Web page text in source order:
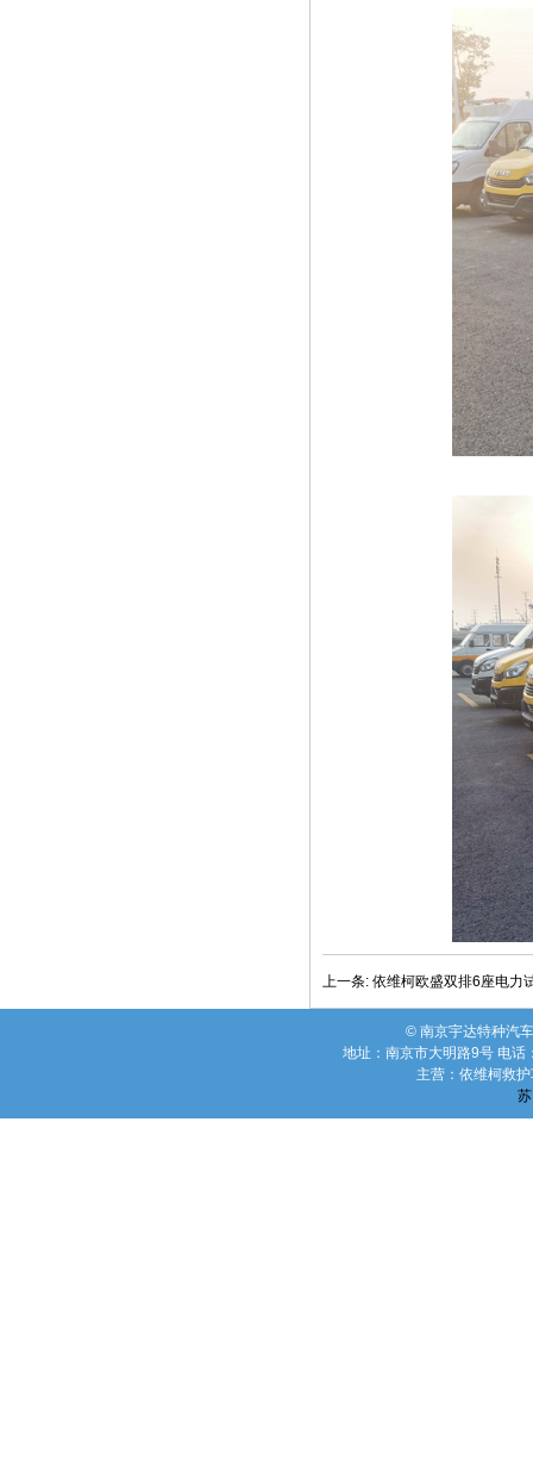
上一条: 依维柯欧盛双排6座电力
© 南京宇达特种汽
地址：南京市大明路9号 电
主营：依维柯救